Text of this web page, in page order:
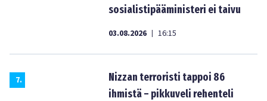
sosialistipääministeri ei taivu
03.08.2026 | 16:15
7.
Nizzan terroristi tappoi 86
ihmistä – pikkuveli rehenteli